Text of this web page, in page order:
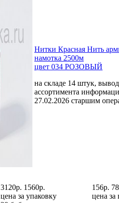
Нитки Красная Нить
намотка 2500м
цвет 034 РОЗОВЫЙ
на складе 14 штук,
ассортимента
27.02.2026 старшим
3120р. 1560р.
цена за упаковку
156р.
цена за